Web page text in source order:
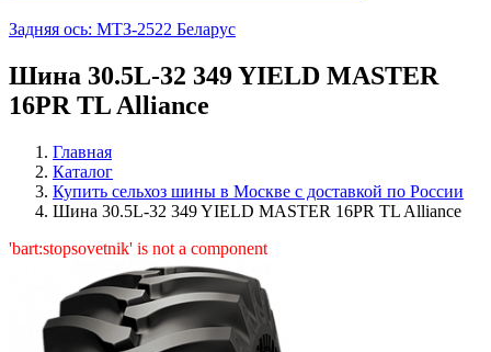
Задняя ось: МТЗ-2522 Беларус
Шина 30.5L-32 349 YIELD MASTER
16PR TL Alliance
Главная
Каталог
Купить сельхоз шины в Москве с доставкой по России
Шина 30.5L-32 349 YIELD MASTER 16PR TL Alliance
'bart:stopsovetnik' is not a component